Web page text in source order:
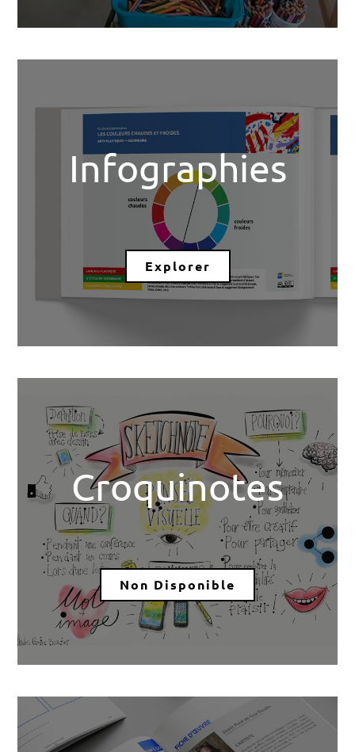
Infographies
Explorer
Croquinotes
Non Disponible